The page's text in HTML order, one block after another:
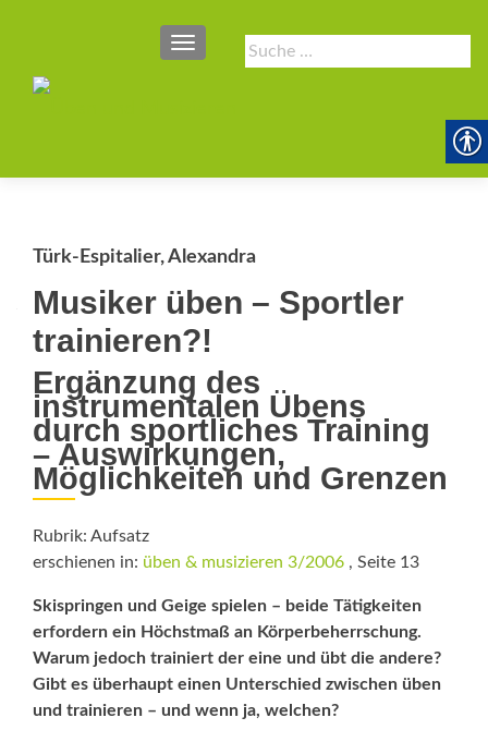
Suche
nach:
SCHALTE NAVIGATION
Türk-Espitalier, Alexandra
Musiker üben – Sportler
trainieren?!
Ergänzung des
instrumentalen Übens
durch sportliches Training
– Auswirkungen,
Möglichkeiten und Grenzen
Rubrik: Aufsatz
erschienen in: üben & musizieren 3/2006 , Seite 13
Skispringen und Geige spielen – beide Tätigkeiten
erfordern ein Höchstmaß an Körperbeherrschung.
Warum jedoch trainiert der eine und übt die andere?
Gibt es überhaupt einen Unterschied zwischen üben
und trainieren – und wenn ja, welchen?